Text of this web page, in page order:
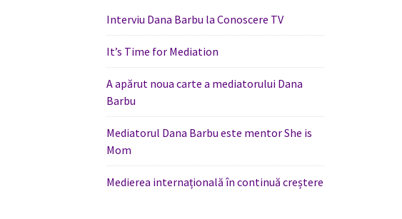
Interviu Dana Barbu la Conoscere TV
It’s Time for Mediation
A apărut noua carte a mediatorului Dana
Barbu
Mediatorul Dana Barbu este mentor She is
Mom
Medierea internațională în continuă creștere